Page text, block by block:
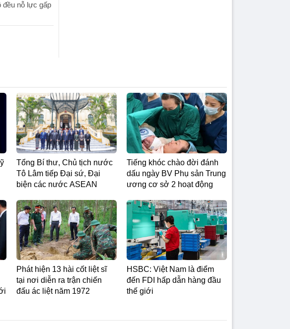
đều nỗ lực gấp
Tổng Bí thư, Chủ tịch nước
Tô Lâm tiếp Đại sứ, Đại
biện các nước ASEAN
Tiếng khóc chào đời đánh
dấu ngày BV Phụ sản Trung
ương cơ sở 2 hoạt động
Phát hiện 13 hài cốt liệt sĩ
tại nơi diễn ra trận chiến
đấu ác liệt năm 1972
HSBC: Việt Nam là điểm
đến FDI hấp dẫn hàng đầu
thế giới